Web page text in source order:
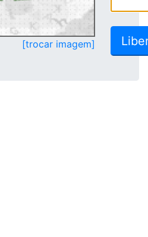
[trocar imagem]